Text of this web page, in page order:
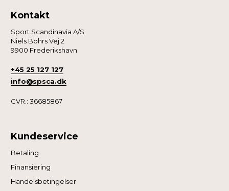
angivet, eller klik på “Tilpas” for at vælge, hvilke typer
cookies du vil acceptere.
Kontakt
Sport Scandinavia A/S
Niels Bohrs Vej 2
9900 Frederikshavn
+45 25 127 127
info@spsca.dk
CVR.: 36685867
Kundeservice
Betaling
Finansiering
Handelsbetingelser